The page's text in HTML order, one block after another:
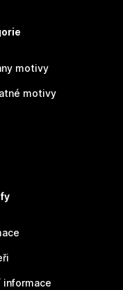
motivy
motivy
informace